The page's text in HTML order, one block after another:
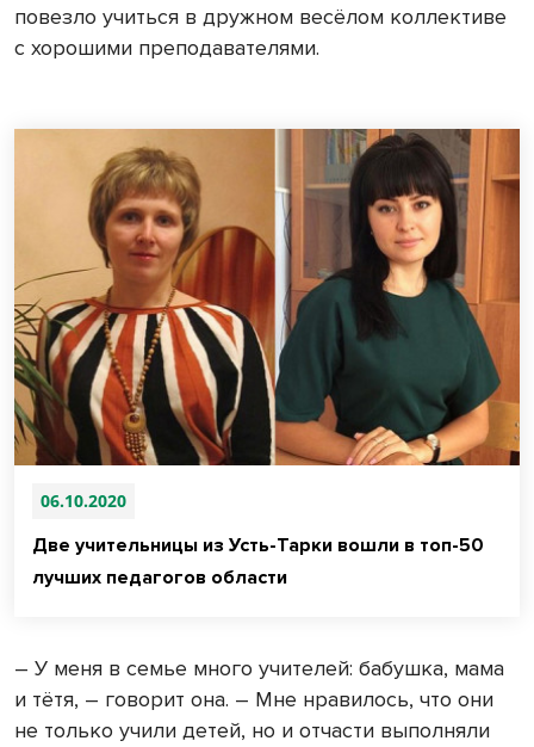
повезло учиться в дружном весёлом коллективе
с хорошими преподавателями.
06.10.2020
Две учительницы из Усть-Тарки вошли в топ-50
лучших педагогов области
– У меня в семье много учителей: бабушка, мама
и тётя, – говорит она. – Мне нравилось, что они
не только учили детей, но и отчасти выполняли